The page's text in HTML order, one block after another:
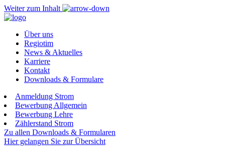
Weiter zum Inhalt
Über uns
Regiotim
News & Aktuelles
Karriere
Kontakt
Downloads & Formulare
Anmeldung Strom
Bewerbung Allgemein
Bewerbung Lehre
Zählerstand Strom
Zu allen Downloads & Formularen
Hier gelangen Sie zur Übersicht